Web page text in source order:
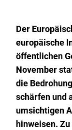
Der
europäische
öffentlichen
November
die
schärfen und
umsichtigen
hinweisen.